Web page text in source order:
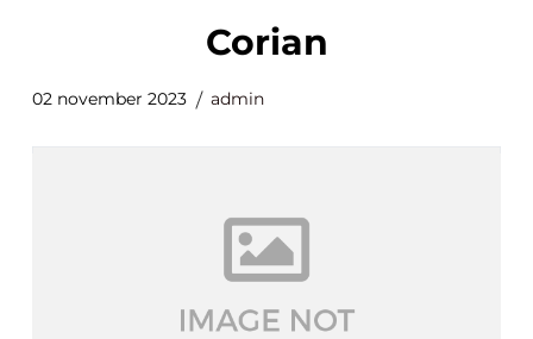
corian
02 november 2023 admin